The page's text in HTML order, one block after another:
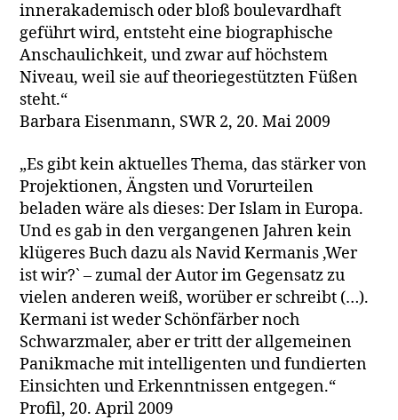
innerakademisch oder bloß boulevardhaft
geführt wird, entsteht eine biographische
Anschaulichkeit, und zwar auf höchstem
Niveau, weil sie auf theoriegestützten Füßen
steht.“
Barbara Eisenmann, SWR 2, 20. Mai 2009
„Es gibt kein aktuelles Thema, das stärker von
Projektionen, Ängsten und Vorurteilen
beladen wäre als dieses: Der Islam in Europa.
Und es gab in den vergangenen Jahren kein
klügeres Buch dazu als Navid Kermanis ‚Wer
ist wir?` – zumal der Autor im Gegensatz zu
vielen anderen weiß, worüber er schreibt (…).
Kermani ist weder Schönfärber noch
Schwarzmaler, aber er tritt der allgemeinen
Panikmache mit intelligenten und fundierten
Einsichten und Erkenntnissen entgegen.“
Profil, 20. April 2009